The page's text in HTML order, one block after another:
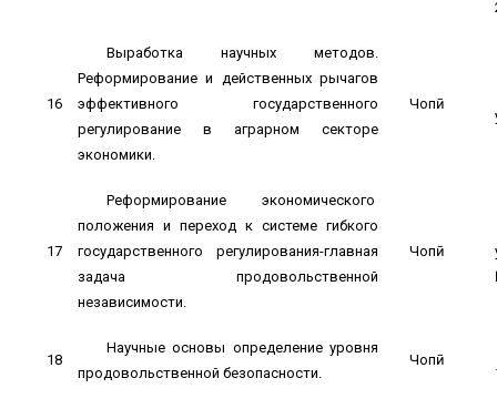
16
Выработка научных методов.
Реформирование и действенных рычагов
эффективного государственного
регулирование в аграрном секторе
экономики.
Чопӣ
17
Реформирование экономического
положения и переход к системе гибкого
государственного регулирования-главная
задача продовольственной
независимости.
Чопӣ
18
Научные основы определение уровня
продовольственной безопасности.
Чопӣ